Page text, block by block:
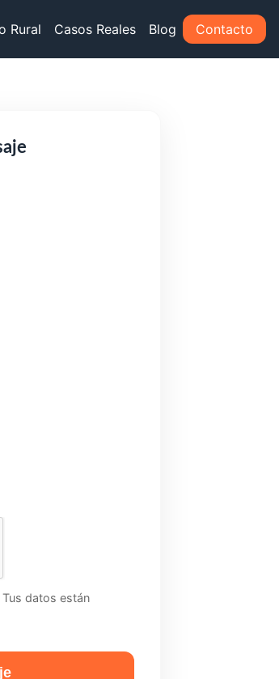
Rural Casos Reales Blog Contacto
Tus datos están